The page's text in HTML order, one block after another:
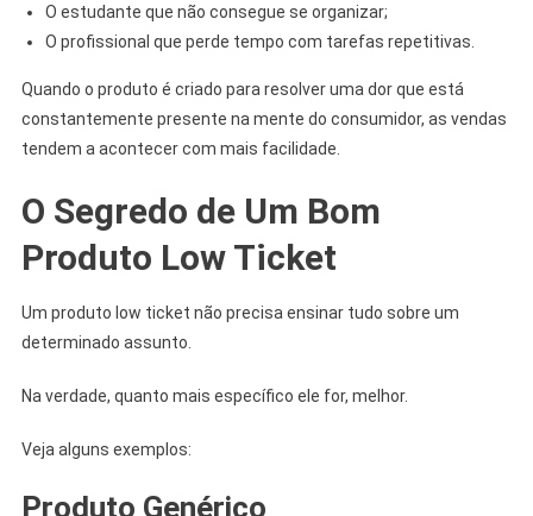
O estudante que não consegue se organizar;
O profissional que perde tempo com tarefas repetitivas.
Quando o produto é criado para resolver uma dor que está
constantemente presente na mente do consumidor, as vendas
tendem a acontecer com mais facilidade.
O Segredo de Um Bom
Produto Low Ticket
Um produto low ticket não precisa ensinar tudo sobre um
determinado assunto.
Na verdade, quanto mais específico ele for, melhor.
Veja alguns exemplos:
Produto Genérico